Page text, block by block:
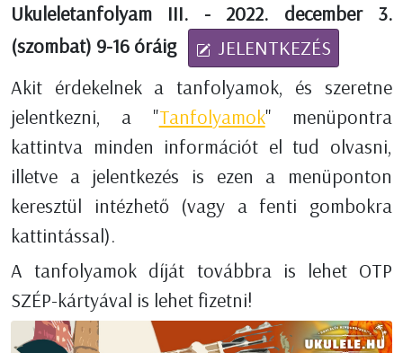
Ukuleletanfolyam III. - 2022. december 3.
(szombat) 9-16 óráig
JELENTKEZÉS
Akit érdekelnek a tanfolyamok, és szeretne
jelentkezni, a "Tanfolyamok" menüpontra
kattintva minden információt el tud olvasni,
illetve a jelentkezés is ezen a menüponton
keresztül intézhető (vagy a fenti gombokra
kattintással).
A tanfolyamok díját továbbra is lehet OTP
SZÉP-kártyával is lehet fizetni!